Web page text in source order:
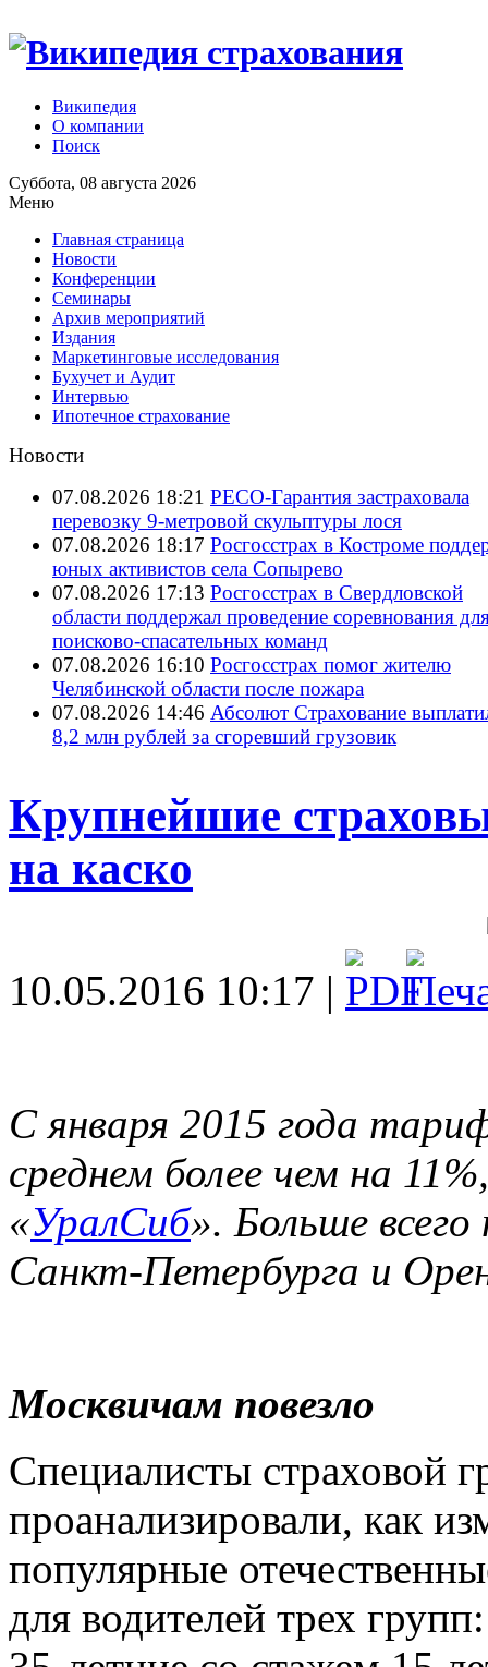
Википедия
О компании
Поиск
Суббота, 08 августа 2026
Меню
Главная страница
Новости
Конференции
Семинары
Архив мероприятий
Издания
Маркетинговые исследования
Бухучет и Аудит
Интервью
Ипотечное страхование
Новости
07.08.2026 18:21 РЕСО-Гарантия застраховала
перевозку 9-метровой скульптуры лося
07.08.2026 18:17 Росгосстрах в Костроме
юных активистов села Сопырево
07.08.2026 17:13 Росгосстрах в Свердловской
области поддержал проведение соревнования
поисково‑спасательных команд
07.08.2026 16:10 Росгосстрах помог жителю
Челябинской области после пожара
07.08.2026 14:46 Абсолют Страхование
8,2 млн рублей за сгоревший грузовик
Крупнейшие
на каско
10.05.2016 10:17 |
С января 2015 года
среднем более чем на
«УралСиб». Больше
Санкт-Петербурга и
Москвичам повезло
Специалисты страховой
проанализировали, как
популярные
для водителей трех